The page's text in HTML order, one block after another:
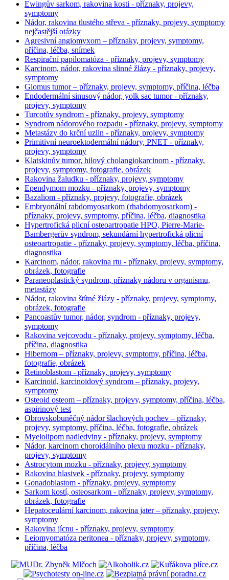
Ewingův sarkom, rakovina kosti - příznaky, projevy,
symptomy
Nádor, rakovina tlustého střeva - příznaky, projevy, symptomy
nejčastější otázky
Agresivní angiomyxom – příznaky, projevy, symptomy,
příčina, léčba, snímek
Respirační papilomatóza - příznaky, projevy, symptomy
Karcinom, nádor, rakovina slinné žlázy - příznaky, projevy,
symptomy
Glomus tumor – příznaky, projevy, symptomy, příčina, léčba
Endodermální sinusový nádor, yolk sac tumor - příznaky,
projevy, symptomy
Turcotův syndrom - příznaky, projevy, symptomy
Syndrom nádorového rozpadu - příznaky, projevy, symptomy
Metastázy do krční uzlin - příznaky, projevy, symptomy
Primitivní neuroektodermální nádory, PNET - příznaky,
projevy, symptomy
Klatskinův tumor, hilový cholangiokarcinom - příznaky,
projevy, symptomy, fotografie, obrázek
Rakovina žaludku - příznaky, projevy, symptomy
Ependymom mozku - příznaky, projevy, symptomy
Bazaliom - příznaky, projevy, fotografie, obrázek
Embryonální rabdomyosarkom (rhabdomyosarkom) -
příznaky, projevy, symptomy, příčina, léčba, diagnostika
Hypertrofická plicní osteoartropatie HPO, Pierre-Marie-
Bambergerův syndrom, sekundární hypertrofická plicní
osteoartropatie - příznaky, projevy, symptomy, léčba, příčina,
diagnostika
Karcinom, nádor, rakovina rtu - příznaky, projevy, symptomy,
obrázek, fotografie
Paraneoplastický syndrom, příznaky nádoru v organismu,
metastázy
Nádor, rakovina štítné žlázy - příznaky, projevy, symptomy,
obrázek, fotografie
Pancoastův tumor, nádor, syndrom - příznaky, projevy,
symptomy
Rakovina vejcovodu - příznaky, projevy, symptomy, léčba,
příčina, diagnostika
Hibernom – příznaky, projevy, symptomy, příčina, léčba,
fotografie, obrázek
Retinoblastom - příznaky, projevy, symptomy
Karcinoid, karcinoidový syndrom – příznaky, projevy,
symptomy
Osteoid osteom – příznaky, projevy, symptomy, příčina, léčba,
aspirinový test
Obrovskobuněčný nádor šlachových pochev – příznaky,
projevy, symptomy, příčina, léčba, fotografie, obrázek
Myelolipom nadledviny - příznaky, projevy, symptomy
Nádor, karcinom choroidálního plexu mozku - příznaky,
projevy, symptomy
Astrocytom mozku - příznaky, projevy, symptomy
Rakovina hlasivek - příznaky, projevy, symptomy
Gonadoblastom - příznaky, projevy, symptomy
Sarkom kostí, osteosarkom - příznaky, projevy, symptomy,
obrázek, fotografie
Hepatoceulární karcinom, rakovina jater – příznaky, projevy,
symptomy
Rakovina jícnu - příznaky, projevy, symptomy
Leiomyomatóza peritonea - příznaky, projevy, symptomy,
příčina, léčba